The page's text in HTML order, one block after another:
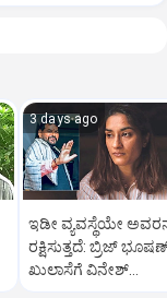
3 days ago
ಇಡೀ ವ್ಯವಸ್ಥೆಯೇ
ರಕ್ಷಿಸುತ್ತದೆ: ಬ್ರಿಜ್
ಖುಲಾಸೆಗೆ ವಿನೇಶ್